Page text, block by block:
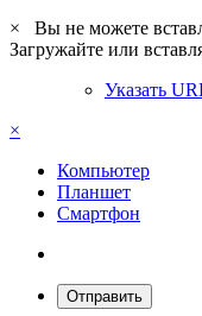
×
Вы не можете
Загружайте или
Указать
×
Компьютер
Планшет
Смартфон
Отправить